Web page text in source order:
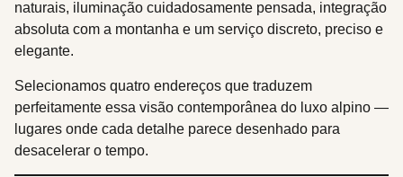
naturais, iluminação cuidadosamente pensada, integração
absoluta com a montanha e um serviço discreto, preciso e
elegante.
Selecionamos quatro endereços que traduzem
perfeitamente essa visão contemporânea do luxo alpino —
lugares onde cada detalhe parece desenhado para
desacelerar o tempo.